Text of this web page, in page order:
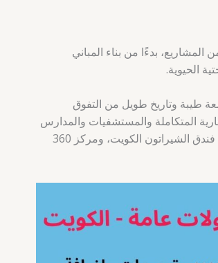
بدءًا من بناء المباني
الحيوية.
طيبة وتاريخ طويل من التفوق
المتكاملة والمستشفيات والمدارس
والمشاريع الترفيهية والغيرها الكثير. وتشمل بعض المشاريع البارزة فندق الشيراتون الكويت، ومركز 360